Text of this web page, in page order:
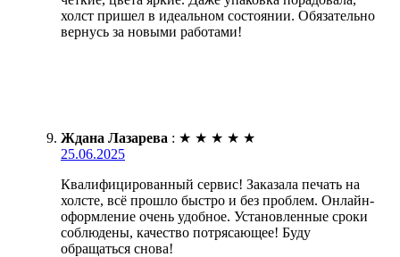
холст пришел в идеальном состоянии. Обязательно
вернусь за новыми работами!
Ждана Лазарева : ★ ★ ★ ★ ★
25.06.2025
Квалифицированный сервис! Заказала печать на
холсте, всё прошло быстро и без проблем. Онлайн-
оформление очень удобное. Установленные сроки
соблюдены, качество потрясающее! Буду
обращаться снова!